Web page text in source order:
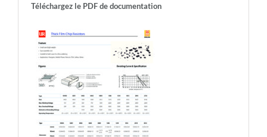
Téléchargez le PDF de documentation